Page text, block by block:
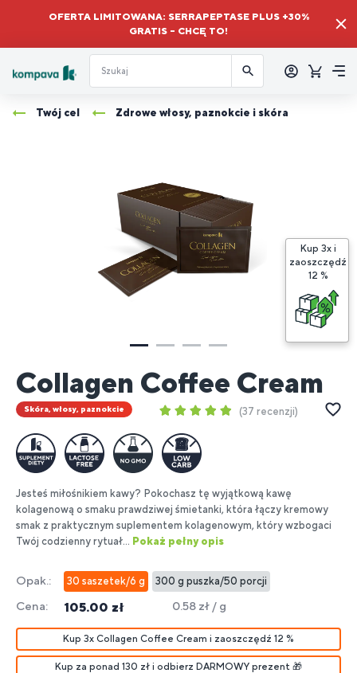
OFERTA LIMITOWANA: SERRAPEPTASE PLUS +30%
GRATIS – CHCĘ TO!
się
Koszyk
Twój cel Zdrowe włosy, paznokcie i skóra
Kup 3x i
zaoszczędź
12 %
Collagen Coffee Cream
Skóra, włosy, paznokcie 37 recenzji
Jesteś miłośnikiem kawy? Pokochasz tę wyjątkową kawę
kolagenową o smaku prawdziwej śmietanki, która łączy kremowy
smak z praktycznym suplementem kolagenowym, który wzbogaci
Twój codzienny rytuał... Pokaż pełny opis
Opak.: 30 saszetek/6 g 300 g puszka/50 porcji
Cena: 105.00 zł 0.58 zł / g
Kup 3x Collagen Coffee Cream i zaoszczędź 12 %
Kup za ponad 130 zł i odbierz DARMOWY prezent 🎁